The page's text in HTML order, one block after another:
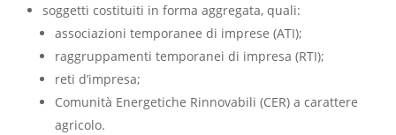
soggetti costituiti in forma aggregata, quali:
associazioni temporanee di imprese (ATI);
raggruppamenti temporanei di impresa (RTI);
reti d’impresa;
Comunità Energetiche Rinnovabili (CER) a carattere
agricolo.